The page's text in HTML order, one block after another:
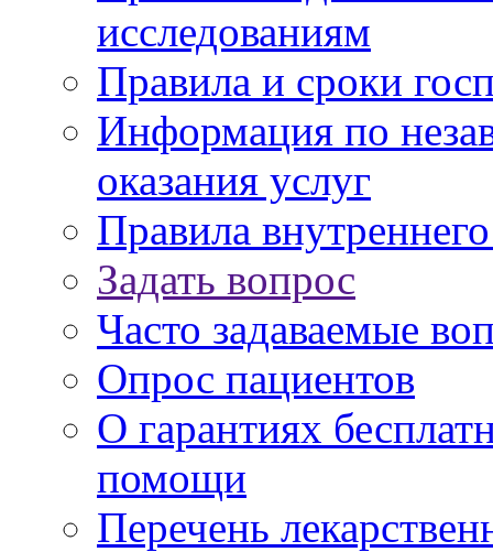
исследованиям
Правила и сроки
Информация по
оказания услуг
Правила
Задать вопрос
Часто задаваемые
Опрос пациентов
О гарантиях
помощи
Перечень